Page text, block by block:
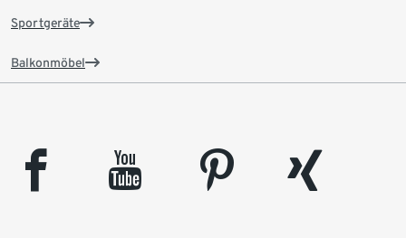
Sportgeräte
Balkonmöbel
facebook youtube pinterest
xing